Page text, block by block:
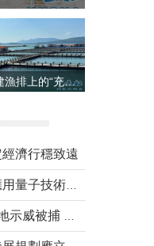
探訪福建漁排上的“充電寶”
濟行穩致遠